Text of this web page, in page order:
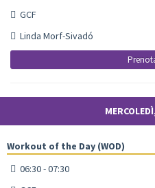
GCF
Linda Morf-Sivadó
Workout of the Day (WOD)
06:30 - 07:30